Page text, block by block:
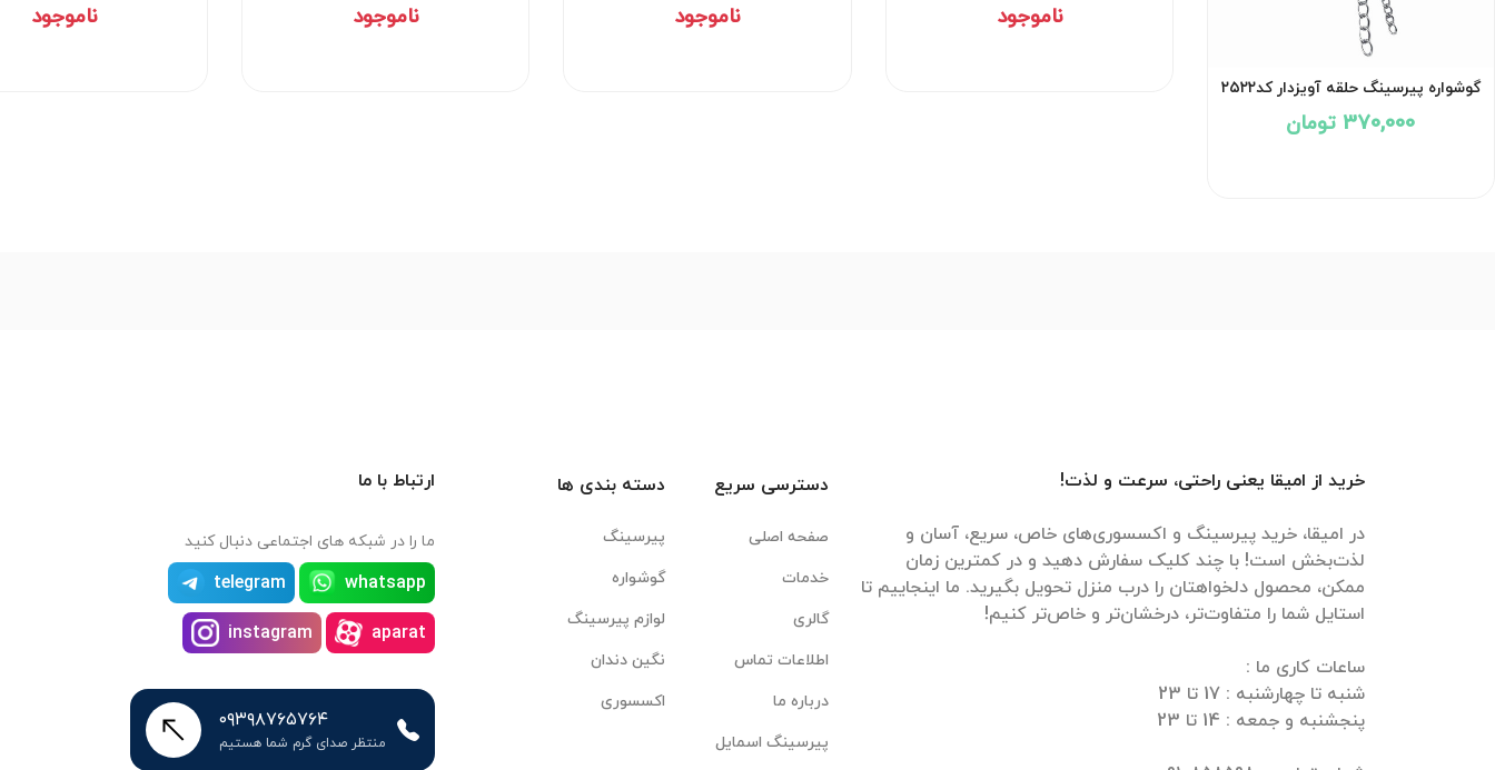
گوشواره پیرسینگ حلقه آویزدار کد۲۵۲۲
370,000 تومان
ناموجود ناموجود ناموجود ناموجود
خرید از امیقا یعنی راحتی، سرعت و لذت!
در امیقا، خرید پیرسینگ و اکسسوری‌های خاص، سریع، آسان و
لذت‌بخش است! با چند کلیک سفارش دهید و در کمترین زمان
ممکن، محصول دلخواهتان را درب منزل تحویل بگیرید. ما اینجاییم تا
دسترسی سریع
صفحه اصلی
خدمات
گالری
اطلاعات تماس
درباره ما
پیرسینگ اسمایل
دسته بندی ها
پیرسینگ
گوشواره
لوازم پیرسینگ
نگین دندان
اکسسوری
ارتباط با ما
ما را در شبکه های اجتماعی دنبال کنید
whatsapp
telegram
aparat
instagram
۰۹۳۹۸۷۶۵۷۶۴
منتظر صدای گرم شما هستیم